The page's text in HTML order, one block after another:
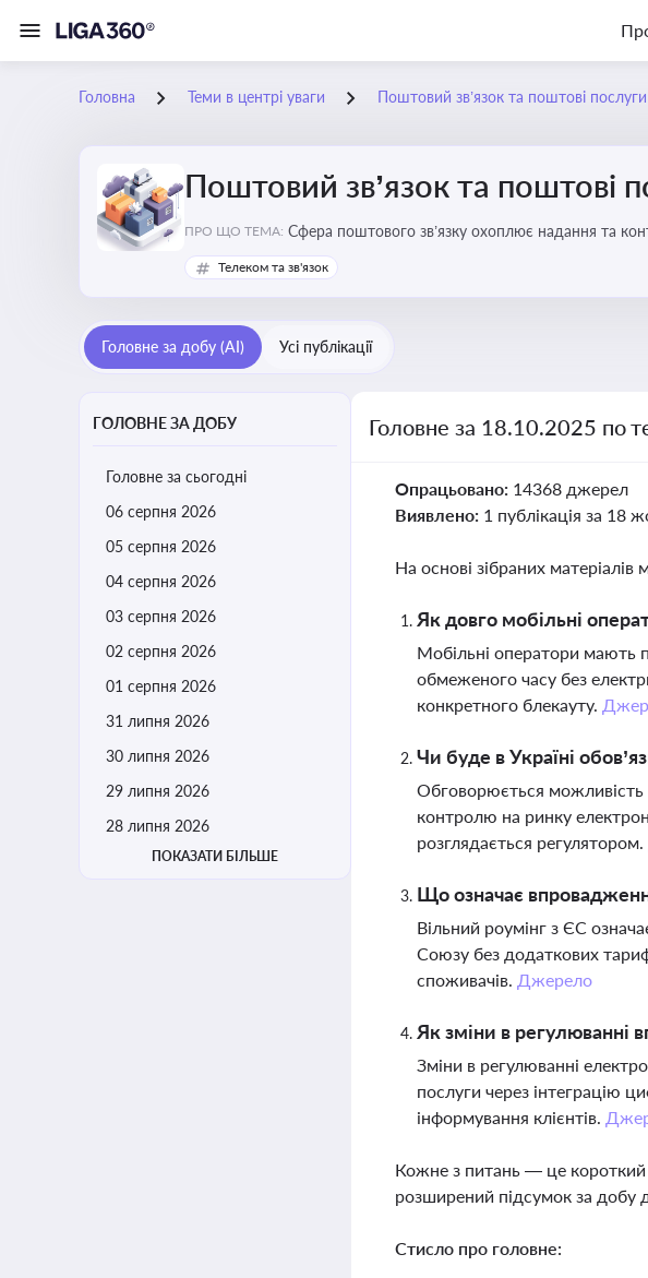
Головна Теми в центрі уваги Поштовий зв’язок та поштові послуги
Поштовий зв’язок та поштові
ПРО ЩО ТЕМА: Сфера поштового зв’язку охоплює надання та
бізнесу та юристів це важливо для дотримання
Телеком та зв'язок
Головне за добу (AI) Усі публікації
ГОЛОВНЕ ЗА ДОБУ
Головне за сьогодні
06 серпня 2026
05 серпня 2026
04 серпня 2026
03 серпня 2026
02 серпня 2026
01 серпня 2026
31 липня 2026
30 липня 2026
29 липня 2026
28 липня 2026
ПОКАЗАТИ БІЛЬШЕ
Головне за 18.10.2025 по
Опрацьовано: 14368 джерел
Виявлено: 1 публікація за 18
На основі зібраних матеріалів
Як довго мобільні
Мобільні оператори мають
обмеженого часу без
конкретного блекауту.
Чи буде в Україні
Обговорюється можливість
контролю на ринку
розглядається регулятором.
Що означає
Вільний роумінг з ЄС
Союзу без додаткових
споживачів. Джерело
Як зміни в регулюванні
Зміни в регулюванні
послуги через інтеграцію
інформування клієнтів.
Кожне з питань — це короткий
розширений підсумок за добу
Стисло про головне: